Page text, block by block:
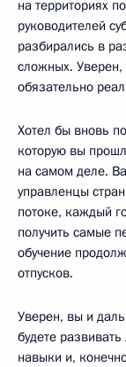
на территориях
руководителей
разбирались в
сложных. Уверен,
обязательно
Хотел бы вновь
которую вы
на самом деле.
управленцы
потоке, каждый
получить самые
обучение
отпусков.
Уверен, вы и
будете
навыки и,